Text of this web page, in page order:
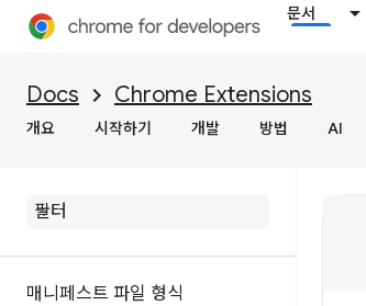
문서
Docs Chrome Extensions
개요 시작하기 개발 방법 AI
매니페스트 파일 형식